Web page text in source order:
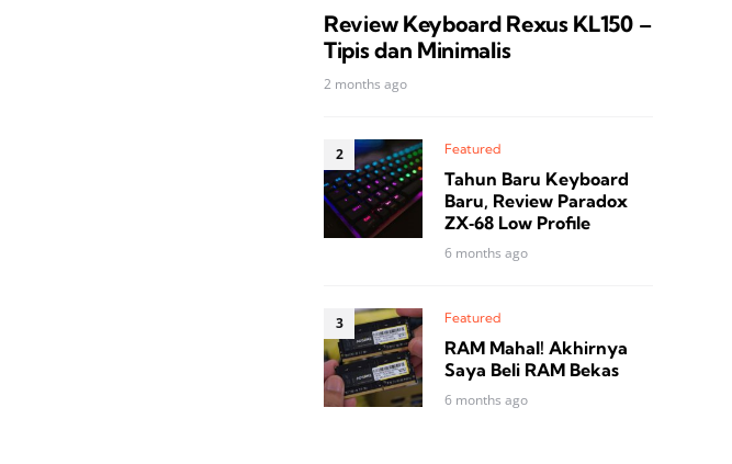
Review Keyboard Rexus KL150 –
Tipis dan Minimalis
2 months ago
Featured
Tahun Baru Keyboard
Baru, Review Paradox
ZX‑68 Low Profile
6 months ago
Featured
RAM Mahal! Akhirnya
Saya Beli RAM Bekas
6 months ago